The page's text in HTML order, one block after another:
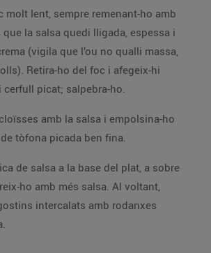
molt lent, sempre remenant-ho amb
massa,
ho del foc i afegeix-hi
cerfull picat; salpebra-ho.
amb la salsa i empolsina-ho
tòfona picada ben fina.
de salsa a la base del plat, a sobre
ho amb més salsa. Al voltant,